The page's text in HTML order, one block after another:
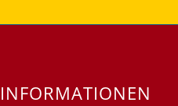
INFORMATIONEN